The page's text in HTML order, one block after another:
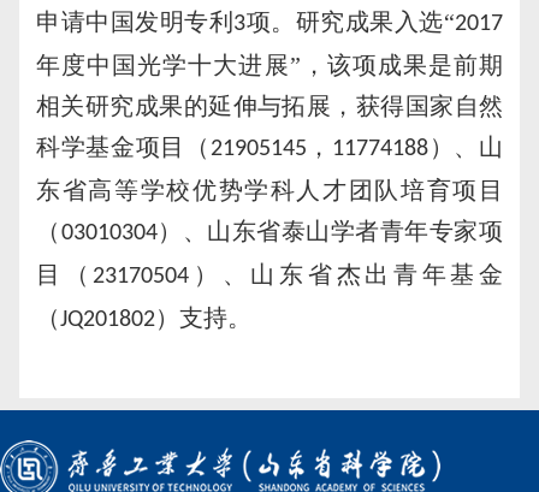
申请中国发明专利 3项。研究成果入选“2017
年度中国光学十大进展”，该项成果是前期
相关研究成果的延伸与拓展，获得国家自然
科学基金项目（ 21905145 ， 11774188 ）、山
东省高等学校优势学科人才团队培育项目
（ 03010304）、山东省泰山学者青年专家项
目（ 23170504 ）、山东省杰出青年基金
（JQ201802）支持。